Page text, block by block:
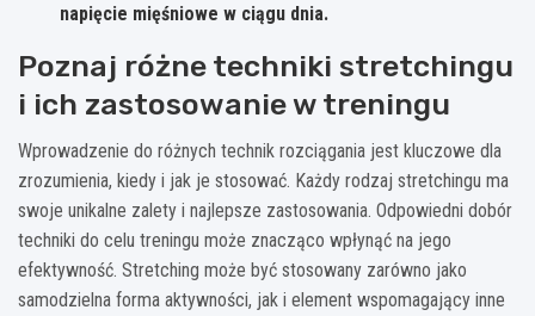
napięcie mięśniowe w ciągu dnia.
Poznaj różne techniki stretchingu
i ich zastosowanie w treningu
Wprowadzenie do różnych technik rozciągania jest kluczowe dla
zrozumienia, kiedy i jak je stosować. Każdy rodzaj stretchingu ma
swoje unikalne zalety i najlepsze zastosowania. Odpowiedni dobór
techniki do celu treningu może znacząco wpłynąć na jego
efektywność. Stretching może być stosowany zarówno jako
samodzielna forma aktywności, jak i element wspomagający inne